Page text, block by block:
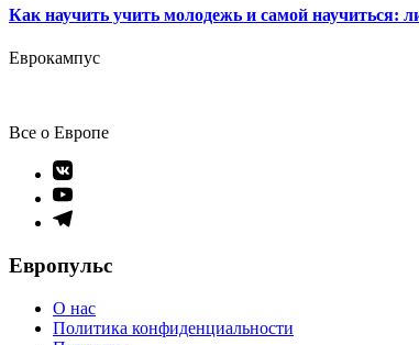
Как научить учить молодежь и самой научиться:
Еврокампус
Все о Европе
Элемент
меню
Элемент
меню
Элемент
Европульс
О нас
Политика конфиденциальности